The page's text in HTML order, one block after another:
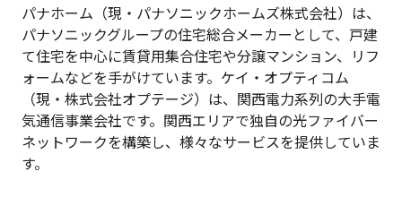
パナホーム（現・パナソニックホームズ株式会社）は、
パナソニックグループの住宅総合メーカーとして、戸建
て住宅を中心に賃貸用集合住宅や分譲マンション、リフ
ォームなどを手がけています。ケイ・オプティコム
（現・株式会社オプテージ）は、関西電力系列の大手電
気通信事業会社です。関西エリアで独自の光ファイバー
ネットワークを構築し、様々なサービスを提供していま
す。